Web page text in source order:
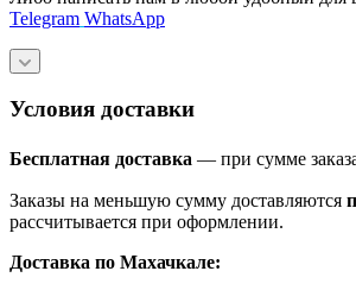
Telegram WhatsApp
Условия доставки
Бесплатная доставка — при сумме
Заказы на меньшую сумму доставляются
рассчитывается при оформлении.
Доставка по Махачкале: